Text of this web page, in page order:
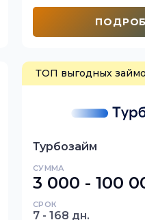
ТОП выгодных
Турбозайм
СУММА
3 000 - 100
СРОК
7 - 168 дн.